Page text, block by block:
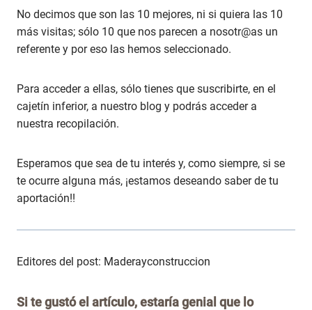
No decimos que son las 10 mejores, ni si quiera las 10
más visitas; sólo 10 que nos parecen a nosotr@as un
referente y por eso las hemos seleccionado.
Para acceder a ellas, sólo tienes que suscribirte, en el
cajetín inferior, a nuestro blog y podrás acceder a
nuestra recopilación.
Esperamos que sea de tu interés y, como siempre, si se
te ocurre alguna más, ¡estamos deseando saber de tu
aportación!!
Editores del post: Maderayconstruccion
Si te gustó el artículo, estaría genial que lo